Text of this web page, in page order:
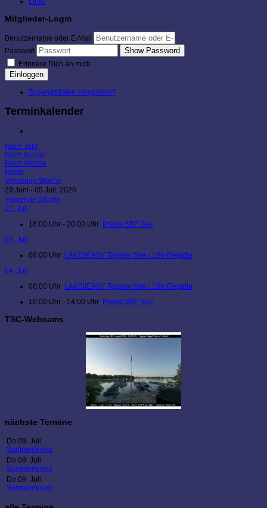
Mitglieder-Login
Benutzername oder E-Mail
Passwort
Show Password
Erinnere Dich an mich
Einloggen
Zugangsdaten vergessen?
Terminkalender
Nach Jahr
Nach Monat
Nach Woche
Heute
Vorherige Woche
29 Juni - 05 Juli, 2026
Folgende Woche
01. Juli
18:00 Uhr - 20:00 Uhr Praxis SBF See
03. Juli
08:00 Uhr LAKEitEASY Tegeler See / 18h-Regatta
04. Juli
08:00 Uhr LAKEitEASY Tegeler See / 18h-Regatta
10:00 Uhr - 14:00 Uhr Praxis SBF See
TSC-Webcams
nächste Termine
Do 09. Juli
Sommerferien
Do 09. Juli
Sommerferien
Do 09. Juli
Sommerferien